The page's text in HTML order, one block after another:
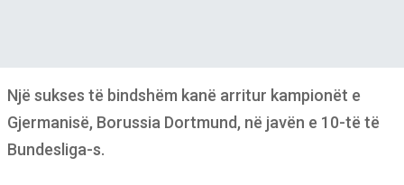
Një sukses të bindshëm kanë arritur kampionët e
Gjermanisë, Borussia Dortmund, në javën e 10-të të
Bundesliga-s.